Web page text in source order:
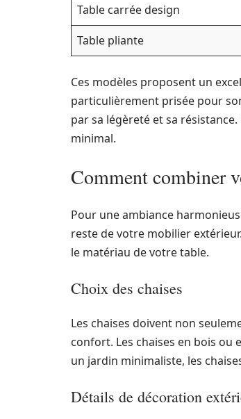
Table carrée design
Table pliante
Ces modèles proposent un
particulièrement prisée pour
par sa légèreté et sa
minimal.
Comment combiner
Pour une ambiance
reste de votre mobilier
le matériau de votre table.
Choix des chaises
Les chaises doivent non
confort. Les chaises en bois ou
un jardin minimaliste, les
Détails de décoration